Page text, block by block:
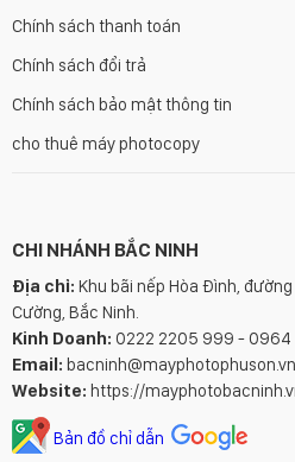
Chính sách thanh toán
Chính sách đổi trả
Chính sách bảo mật thông tin
cho thuê máy photocopy
CHI NHÁNH BẮC NINH
Địa chỉ: Khu bãi nếp Hòa Đình,
Cường, Bắc Ninh.
Kinh Doanh: 0222 2205 999 - 0964
Email: bacninh@mayphotophuson.vn
Website: https://
Bản đồ chỉ dẫn